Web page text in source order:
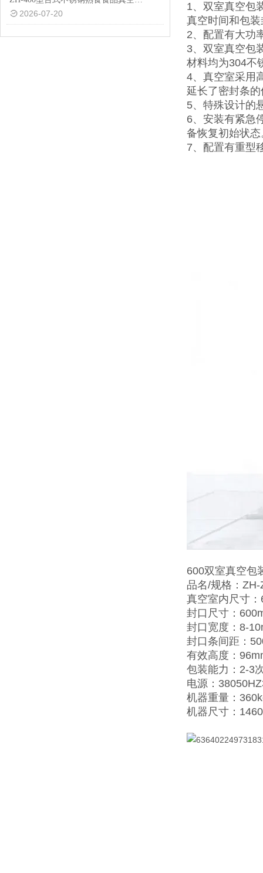
2026-07-20
1、双室真空包
真空时间和包
2、配置有大功
3、双室真空包
材料均为304不
4、真空室采用
延长了密封条
5、特殊设计的
6、安装有紧急
备恢复初始状态
7、配置有重型
600双室真空包
品名/规格：
真空室内尺寸
封口尺寸：
封口宽度：8-
封口条间距：
有效高度：
包装能力：2-3
电源：
机器重量：
机器尺寸：